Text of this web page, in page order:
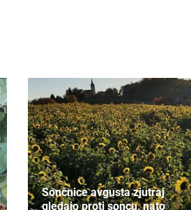
Sončnice avgusta zjutraj
gledajo proti soncu, nato